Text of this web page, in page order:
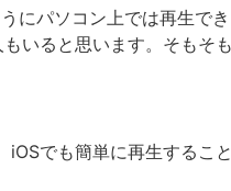
にパソコン上では再生で
いると思います。そも
でも簡単に再生すること